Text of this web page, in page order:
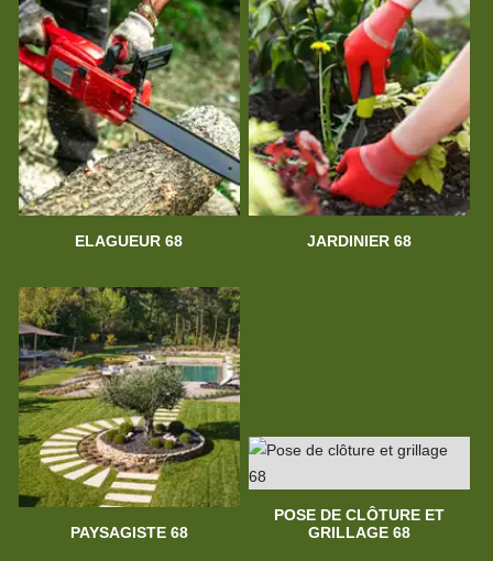
ELAGUEUR 68 JARDINIER 68
PAYSAGISTE 68
POSE DE CLÔTURE ET
GRILLAGE 68